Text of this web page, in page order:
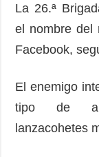
La 26.ª
el nombre del
Facebook,
El enemigo
tipo de
lanzacohetes